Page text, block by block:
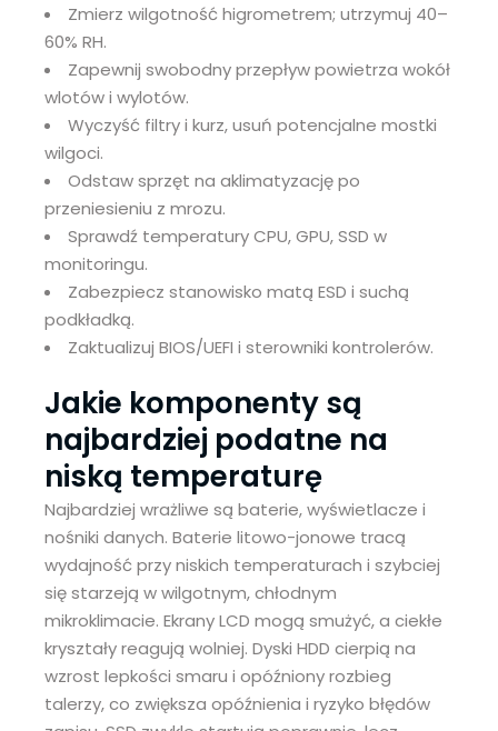
Zmierz wilgotność higrometrem; utrzymuj 40–
60% RH.
Zapewnij swobodny przepływ powietrza wokół
wlotów i wylotów.
Wyczyść filtry i kurz, usuń potencjalne mostki
wilgoci.
Odstaw sprzęt na aklimatyzację po
przeniesieniu z mrozu.
Sprawdź temperatury CPU, GPU, SSD w
monitoringu.
Zabezpiecz stanowisko matą ESD i suchą
podkładką.
Zaktualizuj BIOS/UEFI i sterowniki kontrolerów.
Jakie komponenty są
najbardziej podatne na
niską temperaturę
Najbardziej wrażliwe są baterie, wyświetlacze i
nośniki danych. Baterie litowo-jonowe tracą
wydajność przy niskich temperaturach i szybciej
się starzeją w wilgotnym, chłodnym
mikroklimacie. Ekrany LCD mogą smużyć, a ciekłe
kryształy reagują wolniej. Dyski HDD cierpią na
wzrost lepkości smaru i opóźniony rozbieg
talerzy, co zwiększa opóźnienia i ryzyko błędów